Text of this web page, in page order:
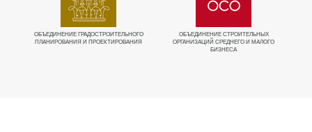
ОБЪЕДИНЕНИЕ ГРАДОСТРОИТЕЛЬНОГО
ПЛАНИРОВАНИЯ И ПРОЕКТИРОВАНИЯ
ОБЪЕДИНЕНИЕ СТРОИТЕЛЬНЫХ
ОРГАНИЗАЦИЙ СРЕДНЕГО И МАЛОГО
БИЗНЕСА